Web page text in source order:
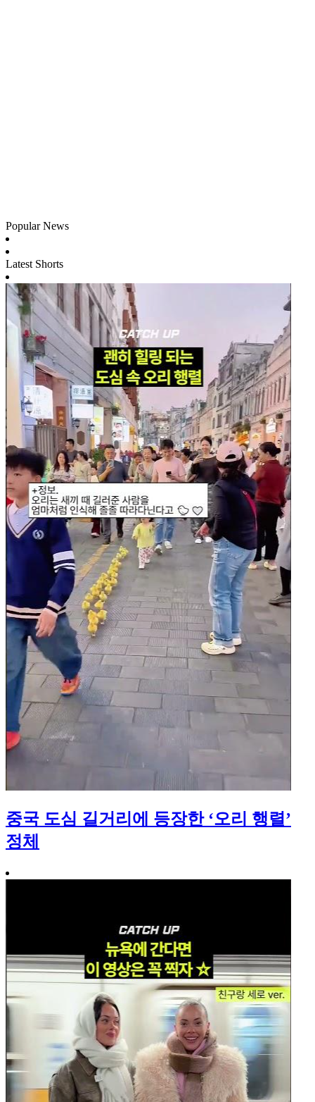
Popular News
Latest Shorts
중국 도심 길거리에 등장한 ‘오리 행렬’
정체